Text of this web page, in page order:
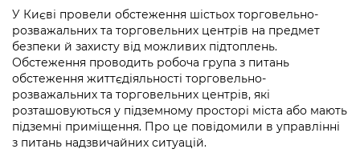
Рішення та розпорядження
Проєкти розпоряджень, що
перебувають на погодженні КМВА
Рішення Київради
Контактна інформація
Освіта та навчальні заклади
Дороги, транспорт та парковки
Навколишнє середовище міста
Містобудування та земельні ділянки
Культура, спорт, дозвілля
Громадська експертиза
Громадський бюджет
Консультації з громадськістю
Громадська рада
Петиції
Інформація з обмеженим доступом
Подати запит онлайн
Проекти нормативно-правових та
інших актів
Нормативна база
Медіагалерея
Підписатися на новини та анонси від
КМДА / Subscribe to announcements
from the KCSA
Порядок акредитації медіа /
Accreditation process
Портал Послуг
У Києві провели обстеження шістьох торговельно-
розважальних та торговельних центрів на предмет
безпеки й захисту від можливих підтоплень.
Обстеження проводить робоча група з питань
обстеження життєдіяльності торговельно-
розважальних та торговельних центрів, які
розташовуються у підземному просторі міста або мають
підземні приміщення. Про це повідомили в управлінні
з питань надзвичайних ситуацій.